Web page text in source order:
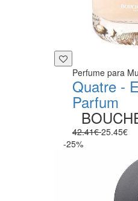
Perfume para
Quatre -
Parfum
42.41€25.45€
-25%